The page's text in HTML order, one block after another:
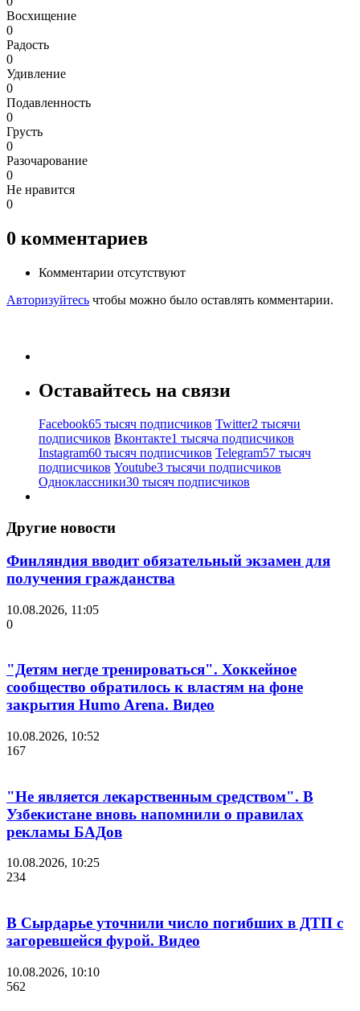
Восхищение
0
Радость
0
Удивление
0
Подавленность
0
Грусть
0
Разочарование
0
Не нравится
0
0 комментариев
Комментарии отсутствуют
Авторизуйтесь чтобы можно было оставлять комментарии.
Оставайтесь на связи
Facebook65 тысяч подписчиков Twitter2 тысячи
подписчиков Вконтакте1 тысяча подписчиков
Instagram60 тысяч подписчиков Telegram57 тысяч
подписчиков Youtube3 тысячи подписчиков
Одноклассники30 тысяч подписчиков
Другие новости
Финляндия вводит обязательный экзамен для
получения гражданства
10.08.2026, 11:05
0
"Детям негде тренироваться". Хоккейное
сообщество обратилось к властям на фоне
закрытия Humo Arena. Видео
10.08.2026, 10:52
167
"Не является лекарственным средством". В
Узбекистане вновь напомнили о правилах
рекламы БАДов
10.08.2026, 10:25
234
В Сырдарье уточнили число погибших в ДТП с
загоревшейся фурой. Видео
10.08.2026, 10:10
562